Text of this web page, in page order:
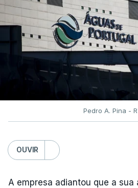
Pedro A. Pina -
OUVIR
A empresa adiantou que a sua